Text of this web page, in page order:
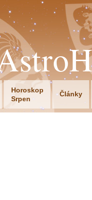
Horoskop
Srpen
Články